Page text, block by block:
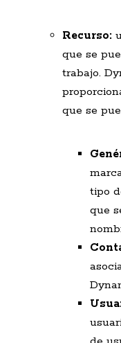
Recurso:
que se
trabajo.
que se
tipo
que